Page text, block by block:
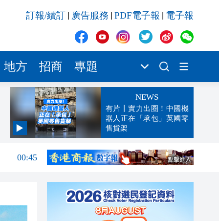
訂報/續訂 廣告服務 PDF電子報 電子報
地方 招商 專題
NEWS
有片丨實力出圈！中國機
器人正在「承包」英國零
售貨架
04:29
00:45